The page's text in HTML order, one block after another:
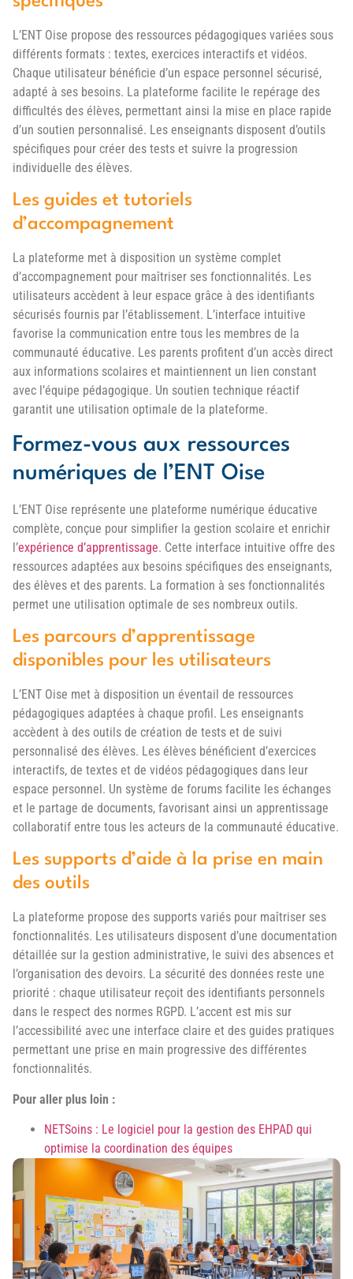
L’ENT Oise propose des ressources pédagogiques variées sous
différents formats : textes, exercices interactifs et vidéos.
Chaque utilisateur bénéficie d’un espace personnel sécurisé,
adapté à ses besoins. La plateforme facilite le repérage des
difficultés des élèves, permettant ainsi la mise en place rapide
d’un soutien personnalisé. Les enseignants disposent d’outils
spécifiques pour créer des tests et suivre la progression
individuelle des élèves.
Les guides et tutoriels
d’accompagnement
La plateforme met à disposition un système complet
d’accompagnement pour maîtriser ses fonctionnalités. Les
utilisateurs accèdent à leur espace grâce à des identifiants
sécurisés fournis par l’établissement. L’interface intuitive
favorise la communication entre tous les membres de la
communauté éducative. Les parents profitent d’un accès direct
aux informations scolaires et maintiennent un lien constant
avec l’équipe pédagogique. Un soutien technique réactif
garantit une utilisation optimale de la plateforme.
Formez-vous aux ressources
numériques de l’ENT Oise
L’ENT Oise représente une plateforme numérique éducative
complète, conçue pour simplifier la gestion scolaire et enrichir
l’expérience d’apprentissage. Cette interface intuitive offre des
ressources adaptées aux besoins spécifiques des enseignants,
des élèves et des parents. La formation à ses fonctionnalités
permet une utilisation optimale de ses nombreux outils.
Les parcours d’apprentissage
disponibles pour les utilisateurs
L’ENT Oise met à disposition un éventail de ressources
pédagogiques adaptées à chaque profil. Les enseignants
accèdent à des outils de création de tests et de suivi
personnalisé des élèves. Les élèves bénéficient d’exercices
interactifs, de textes et de vidéos pédagogiques dans leur
espace personnel. Un système de forums facilite les échanges
et le partage de documents, favorisant ainsi un apprentissage
collaboratif entre tous les acteurs de la communauté éducative.
Les supports d’aide à la prise en main
des outils
La plateforme propose des supports variés pour maîtriser ses
fonctionnalités. Les utilisateurs disposent d’une documentation
détaillée sur la gestion administrative, le suivi des absences et
l’organisation des devoirs. La sécurité des données reste une
priorité : chaque utilisateur reçoit des identifiants personnels
dans le respect des normes RGPD. L’accent est mis sur
l’accessibilité avec une interface claire et des guides pratiques
permettant une prise en main progressive des différentes
fonctionnalités.
Pour aller plus loin :
NETSoins : Le logiciel pour la gestion des EHPAD qui
optimise la coordination des équipes